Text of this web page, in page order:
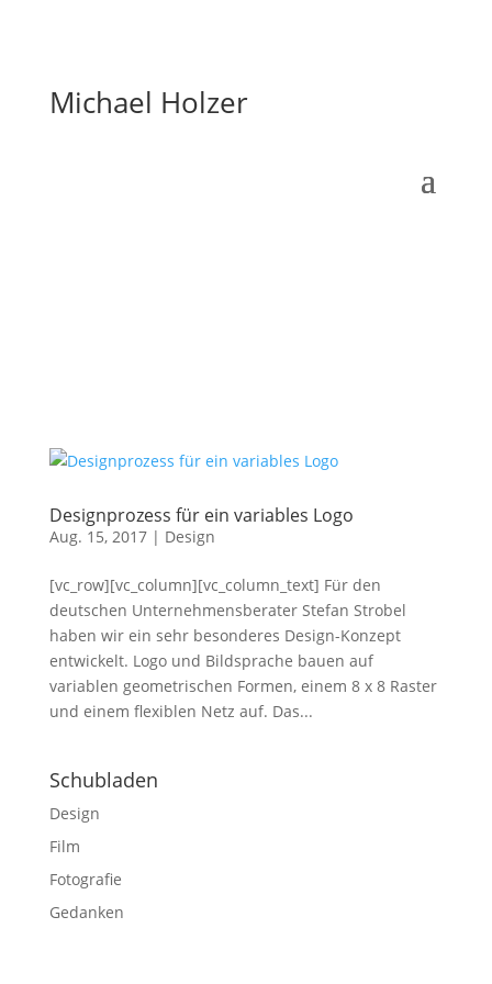
Michael Holzer
Designprozess für ein variables Logo
Aug. 15, 2017| Design
[vc_row][vc_column][vc_column_text] Für den
deutschen Unternehmensberater Stefan Strobel
haben wir ein sehr besonderes Design-Konzept
entwickelt. Logo und Bildsprache bauen auf
variablen geometrischen Formen, einem 8 x 8 Raster
und einem flexiblen Netz auf. Das...
Schubladen
Design
Film
Fotografie
Gedanken